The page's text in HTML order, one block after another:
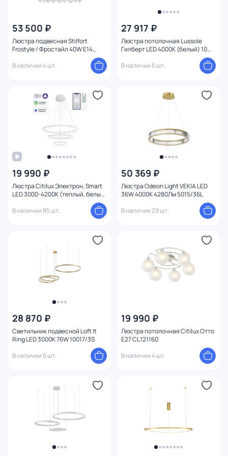
53 500 ₽
Люстра подвесная Stilfort
Frostyle / Фростайл 40W E14
В наличии 4 шт.
27 917 ₽
Люстра потолочная Lussole
Гилберт LED 4000К (белый) 10W
В наличии 6 шт.
19 990 ₽
Люстра Citilux Электрон, Smart
LED 3000-4200К (теплый, белый)
В наличии 85 шт.
50 369 ₽
Люстра Odeon Light VEKIA LED
36W 4000K 4280Лм 5015/36L
В наличии 29 шт.
28 870 ₽
Светильник подвесной Loft It
Ring LED 3000K 76W 10017/3S
В наличии 6 шт.
19 990 ₽
Люстра потолочная Citilux Отто
E27 CL121160
В наличии 4 шт.